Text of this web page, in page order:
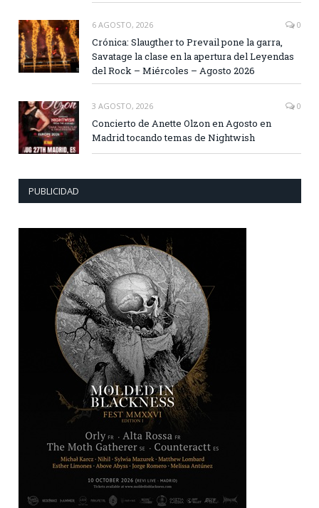
6 AGOSTO, 2026 0
Crónica: Slaugther to Prevail pone la garra,
Savatage la clase en la apertura del Leyendas
del Rock – Miércoles – Agosto 2026
3 AGOSTO, 2026 0
Concierto de Anette Olzon en Agosto en
Madrid tocando temas de Nightwish
PUBLICIDAD